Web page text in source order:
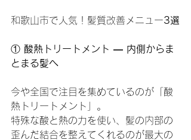
和歌山市で人気！髪質改善メニュー3選
① 酸熱トリートメント ― 内側からま
とまる髪へ
今や全国で注目を集めているのが「酸
熱トリートメント」。
特殊な酸と熱の力を使い、髪の内部の
歪んだ結合を整えてくれるのが最大の